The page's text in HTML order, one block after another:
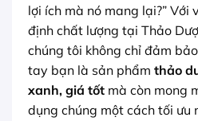
lợi ích mà nó mang lại?” Với
định chất lượng tại Thảo
chúng tôi không chỉ đảm
tay bạn là sản phẩm thảo
xanh, giá tốt mà còn mong
dụng chúng một cách tối ưu